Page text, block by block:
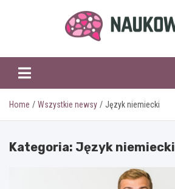
naukowi.pl
Home Wszystkie newsy Język niemiecki
Kategoria: Język niemiecki